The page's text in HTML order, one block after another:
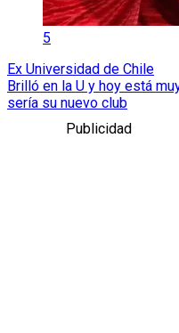
5
Ex Universidad de Chile
Brilló en la U y hoy está
sería su nuevo club
Publicidad